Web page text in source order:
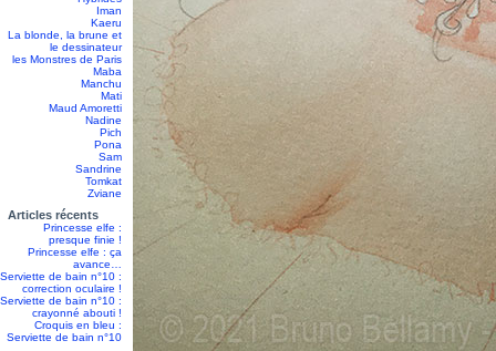
Iman
Kaeru
La blonde, la brune et
le dessinateur
les Monstres de Paris
Maba
Manchu
Mati
Maud Amoretti
Nadine
Pich
Pona
Sam
Sandrine
Tomkat
Zviane
Articles récents
Princesse elfe :
presque finie !
Princesse elfe : ça
avance…
Serviette de bain n°10 :
correction oculaire !
Serviette de bain n°10 :
crayonné abouti !
Croquis en bleu :
Serviette de bain n°10